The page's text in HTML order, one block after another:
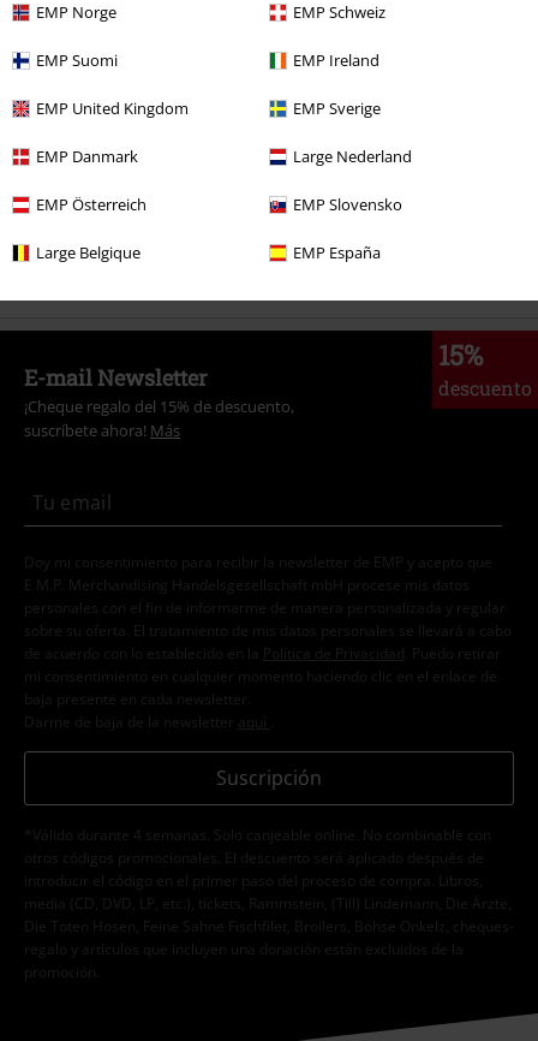
EMP Norge EMP Schweiz
EMP Suomi EMP Ireland
EMP United Kingdom EMP Sverige
EMP Danmark Large Nederland
EMP Österreich EMP Slovensko
Large Belgique EMP España
Más categorías. Más opciones
Películas & TV
Películas & TV Películas & TV Warner Bros 100
Películas & TV Películas & TV Señor de los Anillos Hogar
Estilos Ideas de regalo Nerds de cine
Estilo de vida Felpudos
15%
descuento
E-mail Newsletter
¡Cheque regalo del 15% de descuento,
suscríbete ahora! Más
Doy mi consentimiento para recibir la newsletter de EMP y acepto que
E.M.P. Merchandising Handelsgesellschaft mbH procese mis datos
personales con el fin de informarme de manera personalizada y regular
sobre su oferta. El tratamiento de mis datos personales se llevará a cabo
de acuerdo con lo establecido en la
Política de Privacidad . Puedo retirar
mi consentimiento en cualquier momento haciendo clic en el enlace de
baja presente en cada newsletter.
Darme de baja de la newsletter
aquí
Suscripción
*Válido durante 4 semanas. Solo canjeable online. No combinable con
otros códigos promocionales. El descuento será aplicado después de
introducir el código en el primer paso del proceso de compra. Libros,
media (CD, DVD, LP, etc.), tickets, Rammstein, (Till) Lindemann, Die Ärzte,
Die Toten Hosen, Feine Sahne Fischfilet, Broilers, Böhse Onkelz, cheques-
regalo y artículos que incluyen una donación están excluidos de la
promoción.